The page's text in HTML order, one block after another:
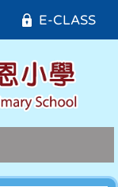
E-CLASS